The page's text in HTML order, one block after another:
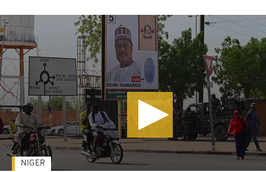
NIGER